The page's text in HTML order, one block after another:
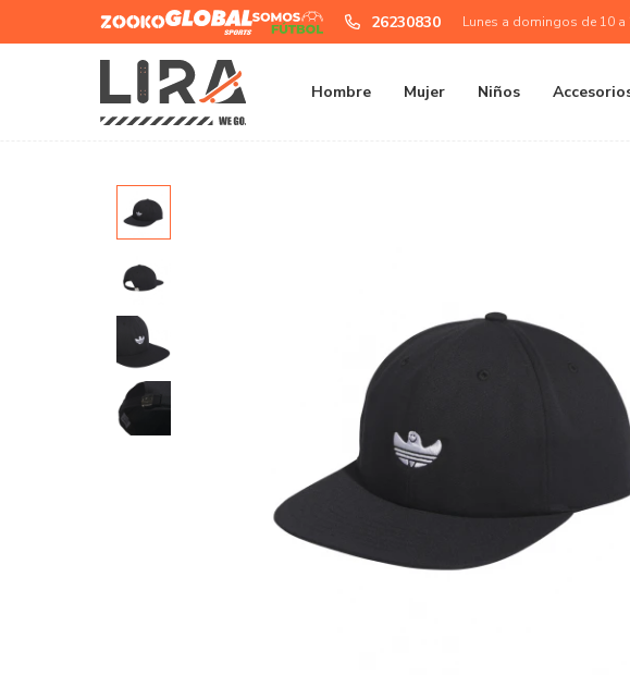
Hombre Mujer Niños
Futbol
26230830 Lunes a domingos de 10 a